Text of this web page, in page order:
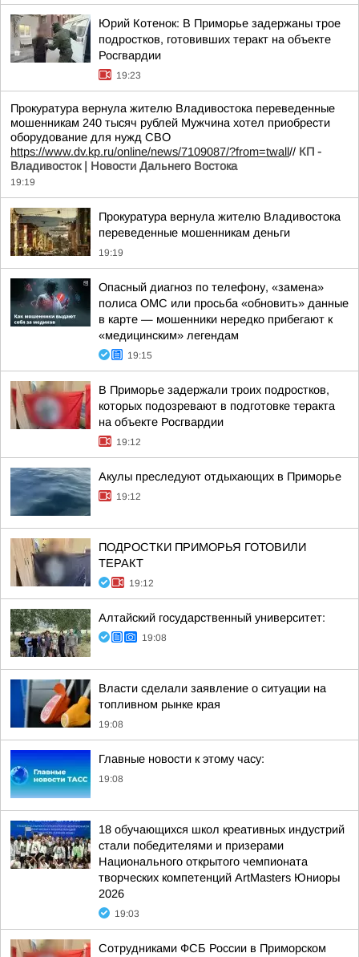
Юрий Котенок: В Приморье задержаны трое
подростков, готовивших теракт на объекте
Росгвардии
19:23
Прокуратура вернула жителю Владивостока переведенные
мошенникам 240 тысяч рублей Мужчина хотел приобрести
оборудование для нужд СВО
https://www.dv.kp.ru/online/news/7109087/?from=twall// КП -
Владивосток | Новости Дальнего Востока
19:19
Прокуратура вернула жителю Владивостока
переведенные мошенникам деньги
19:19
Опасный диагноз по телефону, «замена»
полиса ОМС или просьба «обновить» данные
в карте — мошенники нередко прибегают к
«медицинским» легендам
19:15
В Приморье задержали троих подростков,
которых подозревают в подготовке теракта
на объекте Росгвардии
19:12
Акулы преследуют отдыхающих в Приморье
19:12
ПОДРОСТКИ ПРИМОРЬЯ ГОТОВИЛИ
ТЕРАКТ
19:12
Алтайский государственный университет:
19:08
Власти сделали заявление о ситуации на
топливном рынке края
19:08
Главные новости к этому часу:
19:08
18 обучающихся школ креативных индустрий
стали победителями и призерами
Национального открытого чемпионата
творческих компетенций ArtMasters Юниоры
2026
19:03
Сотрудниками ФСБ России в Приморском